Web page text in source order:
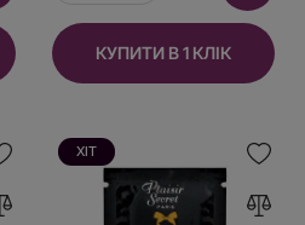
КУПИТИ В 1 КЛІК
ХІТ